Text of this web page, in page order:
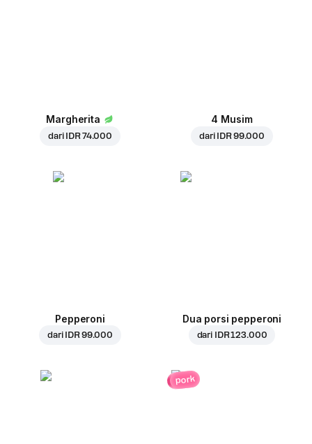
Margherita
dari IDR 74.000
4 Musim
dari IDR 99.000
Pepperoni
dari IDR 99.000
Dua porsi pepperoni
dari IDR 123.000
pork